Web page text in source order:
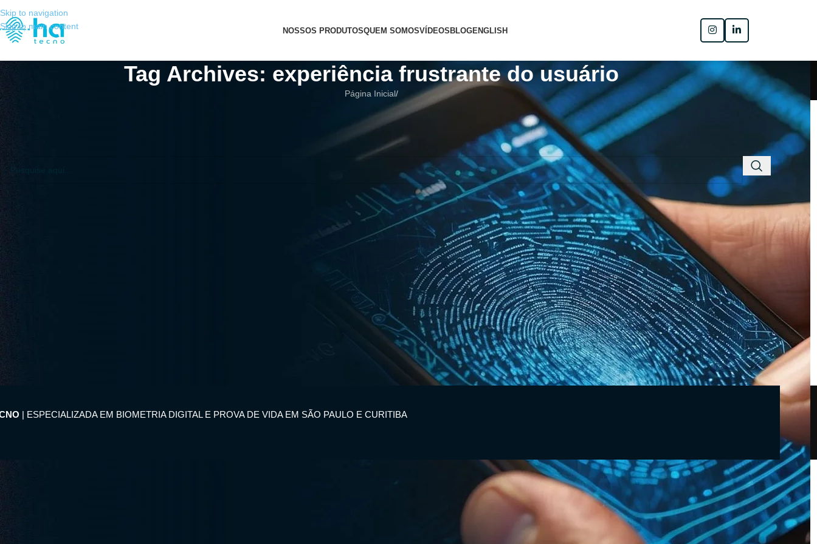
Skip to navigation
Skip to main content
NOSSOS PRODUTOSQUEM SOMOSVÍDEOSBLOGENGLISH
Tag Archives: experiência frustrante do usuário
Página Inicial/
Não Encontrado
Desculpas, mas nenhum resultado foi encontrado. Talvez a pesquisa vai ajudar a encontrar um post relacionado.
| ESPECIALIZADA EM BIOMETRIA DIGITAL E PROVA DE VIDA EM SÃO PAULO E CURITIBA